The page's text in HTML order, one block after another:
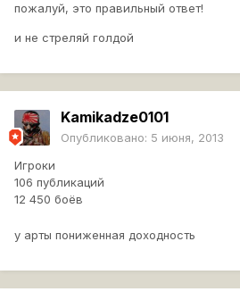
пожалуй, это правильный ответ!
и не стреляй голдой
Kamikadze0101
Опубликовано: 5 июня, 2013
Игроки
106 публикаций
12 450 боёв
у арты пониженная доходность